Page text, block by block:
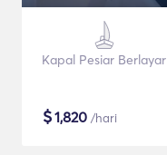
Kapal Pesiar Berlayar
$1,820 /hari